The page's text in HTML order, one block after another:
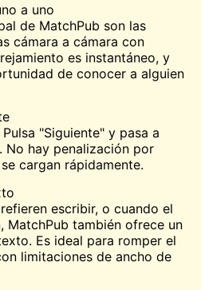
a uno
de MatchPub son las
cámara a cámara con
es instantáneo, y
de conocer a alguien
"Siguiente" y pasa a
No hay penalización por
cargan rápidamente.
escribir, o cuando el
MatchPub también ofrece un
Es ideal para romper el
limitaciones de ancho de